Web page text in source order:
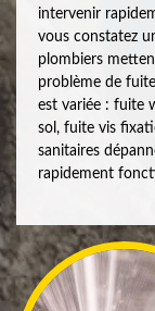
intervenir
vous constatez
plombiers
problème de
est variée : fuite
sol, fuite vis
sanitaires
rapidement